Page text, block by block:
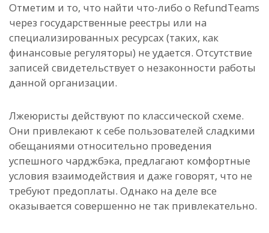
Отметим и то, что найти что-либо о RefundTeams
через государственные реестры или на
специализированных ресурсах (таких, как
финансовые регуляторы) не удается. Отсутствие
записей свидетельствует о незаконности работы
данной организации.
Лжеюристы действуют по классической схеме.
Они привлекают к себе пользователей сладкими
обещаниями относительно проведения
успешного чарджбэка, предлагают комфортные
условия взаимодействия и даже говорят, что не
требуют предоплаты. Однако на деле все
оказывается совершенно не так привлекательно.